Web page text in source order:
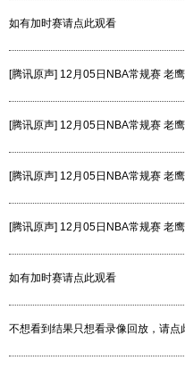
如有加时赛请点此观看
[腾讯原声] 12月05日NBA常规赛 老
[腾讯原声] 12月05日NBA常规赛 老
[腾讯原声] 12月05日NBA常规赛 老
[腾讯原声] 12月05日NBA常规赛 老
如有加时赛请点此观看
不想看到结果只想看录像回放，请点